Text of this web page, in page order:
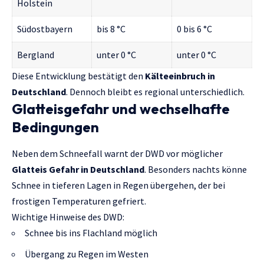
Holstein
Südostbayern bis 8 °C 0 bis 6 °C
Bergland unter 0 °C
unter 0 °C
Diese Entwicklung bestätigt den Kälteeinbruch in
Deutschland. Dennoch bleibt es regional unterschiedlich.
Glatteisgefahr und wechselhafte
Bedingungen
Neben dem Schneefall warnt der DWD vor möglicher
Glatteis Gefahr in Deutschland. Besonders nachts könne
Schnee in tieferen Lagen in Regen übergehen, der bei
frostigen Temperaturen gefriert.
Wichtige Hinweise des DWD:
Schnee bis ins Flachland möglich
Übergang zu Regen im Westen